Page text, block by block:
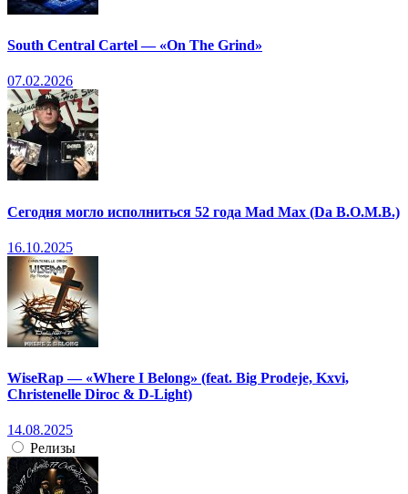
South Central Cartel — «On The Grind»
07.02.2026
Сегодня могло исполниться 52 года Mad Max (Da B.O.M.B.)
16.10.2025
WiseRap — «Where I Belong» (feat. Big Prodeje, Kxvi,
Christenelle Diroc & D-Light)
14.08.2025
Релизы